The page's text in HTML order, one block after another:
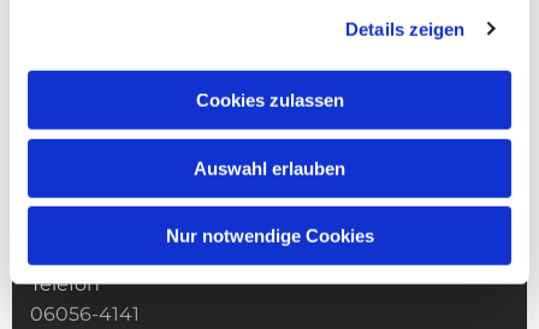
Details zeigen
Cookies zulassen
Auswahl erlauben
Nur notwendige Cookies
Zentrales Pfarrbüro
Klostergasse 5
63628 Bad Soden-Salmünster
Telefon
06056-4141